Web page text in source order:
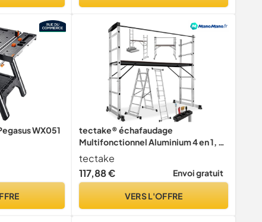
WX051
tectake® échafaudage
Multifonctionnel Aluminium 4 en 1, 2
roulettes, 150 kg
tectake
117,88 €
Envoi gratuit
VERS L'OFFRE